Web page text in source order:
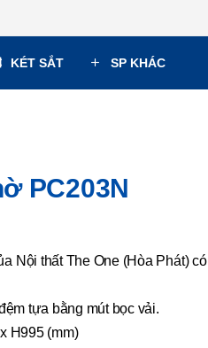
KÉT SẮT SP KHÁC
PC203N
Nội thất The One (Hòa Phát) có
tựa bằng mút bọc vải.
H995 (mm)